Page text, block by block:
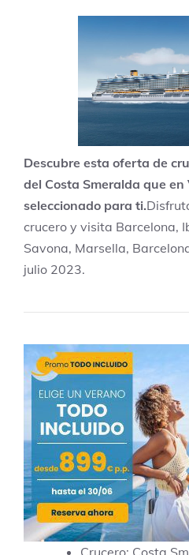
Descubre esta oferta de
del Costa Smeralda que en
seleccionado para ti.
crucero y visita Barcelona,
Savona, Marsella,
julio 2023.
Crucero: Costa